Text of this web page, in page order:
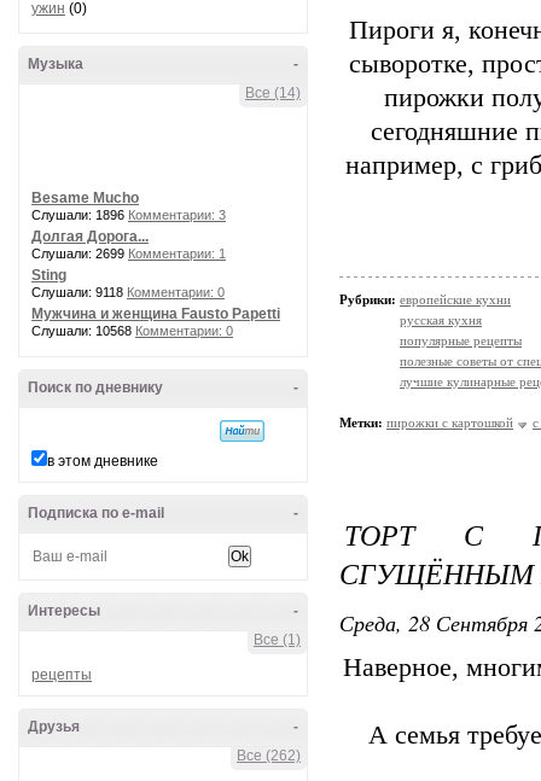
ужин (0)
-
Музыка
Все (14)
Besame Mucho
Слушали: 1896 Комментарии: 3
Долгая Дорога...
Слушали: 2699 Комментарии: 1
Sting
Слушали: 9118 Комментарии: 0
Мужчина и женщина Fausto Papetti
Слушали: 10568 Комментарии: 0
-
Поиск по дневнику
в этом дневнике
-
Подписка по e-mail
-
Интересы
Все (1)
рецепты
-
Друзья
Все (262)
Пироги я,
сыворотке,
пирожки
сегодняшние
например, с
Рубрики: европейские кухни
русская кухня
популярные рецепты
полезные советы от
лучшие кулинарные
Метки: пирожки с картошкой
ТОРТ С
СГУЩЁННЫМ
Среда, 28 Сентября
Наверное,
А семья